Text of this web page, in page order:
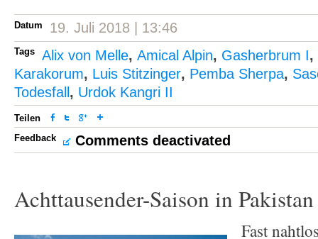
Datum 19. Juli 2018 | 13:46
Tags Alix von Melle, Amical Alpin, Gasherbrum I,
Karakorum, Luis Stitzinger, Pemba Sherpa,
Todesfall , Urdok Kangri II
Teilen
Feedback
Comments deactivated
Achttausender-Saison in
Fast